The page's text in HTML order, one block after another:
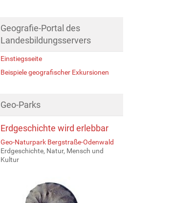
Geografie-Portal des
Landesbildungsservers
Einstiegsseite
Beispiele geografischer Exkursionen
Geo-Parks
Erdgeschichte wird erlebbar
Geo-Naturpark Bergstraße-Odenwald
Erdgeschichte, Natur, Mensch und
Kultur